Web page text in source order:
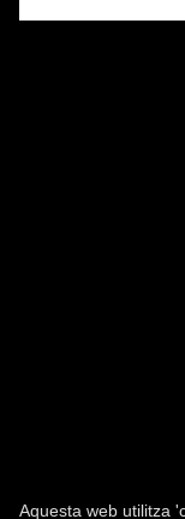
Aquesta web utilitza